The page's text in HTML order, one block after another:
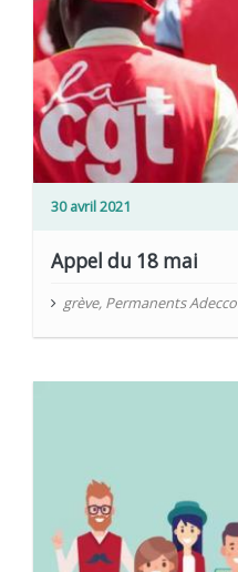
30 avril 2021
Appel du 18 mai
grève, Permanents Adecco